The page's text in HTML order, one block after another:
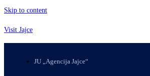
Skip to content
Visit Jajce
JU „Agencija Jajce“